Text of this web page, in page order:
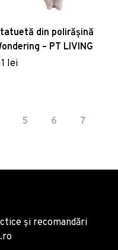
din polirășină
– PT LIVING
lei
5 6 7
și recomandări